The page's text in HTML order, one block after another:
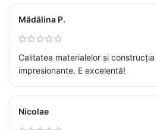
Mădălina P.
Calitatea materialelor și
impresionante. E excelentă!
Nicolae